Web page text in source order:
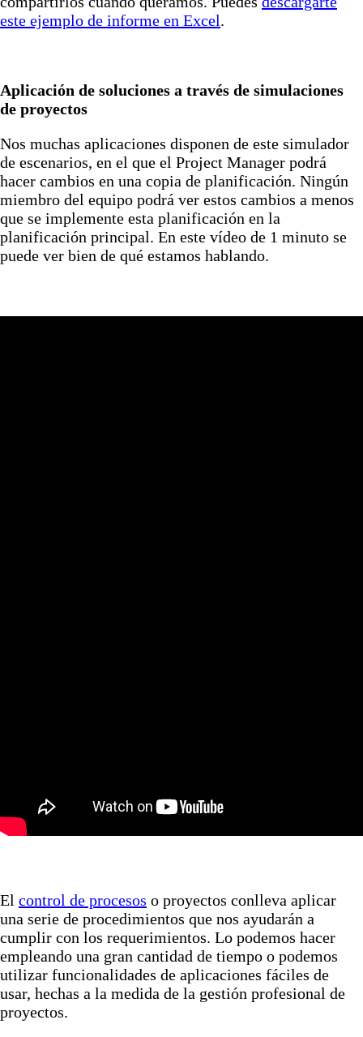
este ejemplo de informe en Excel.
Aplicación de soluciones a través de simulaciones
de proyectos
Nos muchas aplicaciones disponen de este simulador
de escenarios, en el que el Project Manager podrá
hacer cambios en una copia de planificación. Ningún
miembro del equipo podrá ver estos cambios a menos
que se implemente esta planificación en la
planificación principal. En este vídeo de 1 minuto se
puede ver bien de qué estamos hablando.
El control de procesos o proyectos conlleva aplicar
una serie de procedimientos que nos ayudarán a
cumplir con los requerimientos. Lo podemos hacer
empleando una gran cantidad de tiempo o podemos
utilizar funcionalidades de aplicaciones fáciles de
usar, hechas a la medida de la gestión profesional de
proyectos.